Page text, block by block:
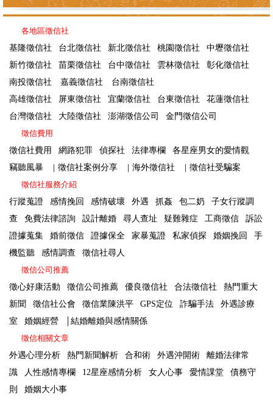
各地區徵信社
基隆徵信社
台北徵信社 新北徵信社 桃園徵信社
中壢徵信社
新竹徵信社
苗栗徵信社 台中徵信社 雲林徵信社
彰化徵信社
南投徵信社
嘉義徵信社
台南徵信社
高雄徵信社
屏東徵信社 宜蘭徵信社 台東徵信社
花蓮徵信社
台灣徵信社
大陸徵信社 澎湖徵信公司
金門徵信公司
徵信費用
徵信社費用
網路犯罪 偵探社 法律專欄
各星座男女的愛情觀
竊聽風暴
｜ 徵信社案例分享 ｜ 海外徵信社 ｜ 徵信社受騙案
徵信社服務介紹
行蹤蒐證
感情挽回 感情破壞 外遇 抓姦 包二奶
子女行蹤調
查
免費法律諮詢 設計離婚 尋人查址 疑難雜症 工商徵信
訴訟
證據蒐集
婚前徵信 證據保全 家暴蒐證 私家偵探 婚姻挽回
手
機監聽
感情調查
徵信社尋人
徵信公司推薦
徵心好康活動
徵信公司推薦 優良徵信社 合法徵信社
熱門重大
新聞
徵信社公會 徵信業陳洪平 GPS定位 詐騙手法
外遇診療
室
婚姻經營
結婚離婚與感情關係
徵信相關文章
外遇心理分析
熱門新聞解析 合和術 外遇沖開術
離婚法律常
識
人性感情專欄 12星座感情分析 女人心事 愛情課堂
債務守
則
婚姻大小事